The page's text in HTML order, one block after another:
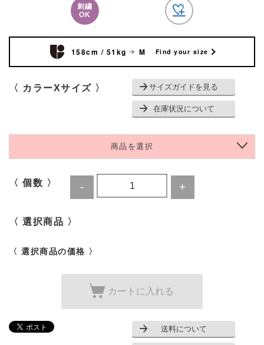
刺繍
OK
158cm / 51kg M Find your size
〈 カラーXサイズ 〉 サイズガイドを見る
在庫状況について
商品を選択
〈 個数 〉
〈 選択商品 〉
〈 選択商品の価格 〉
カートに入れる
送料について